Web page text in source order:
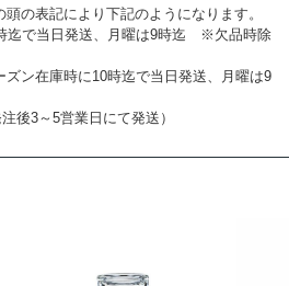
表記により下記のようになります。
で当日発送、月曜は9時迄 ※欠品時除
ン在庫時に10時迄で当日発送、月曜は9
後3～5営業日にて発送）